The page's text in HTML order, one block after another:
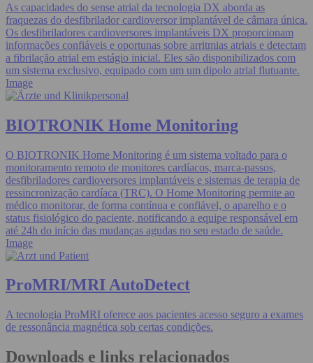
As capacidades do sense atrial da tecnologia DX aborda as
fraquezas do desfibrilador cardioversor implantável de câmara única.
Os desfibriladores cardioversores implantáveis DX proporcionam
informações confiáveis e oportunas sobre arritmias atriais e detectam
a fibrilação atrial em estágio inicial. Eles são disponibilizados com
um sistema exclusivo, equipado com um um dipolo atrial flutuante.
Image
BIOTRONIK Home Monitoring
O BIOTRONIK Home Monitoring é um sistema voltado para o
monitoramento remoto de monitores cardíacos, marca-passos,
desfibriladores cardioversores implantáveis e sistemas de terapia de
ressincronização cardíaca (TRC). O Home Monitoring permite ao
médico monitorar, de forma contínua e confiável, o aparelho e o
status fisiológico do paciente, notificando a equipe responsável em
até 24h do início das mudanças agudas no seu estado de saúde.
Image
ProMRI/MRI AutoDetect
A tecnologia ProMRI oferece aos pacientes acesso seguro a exames
de ressonância magnética sob certas condições.
Downloads e links relacionados